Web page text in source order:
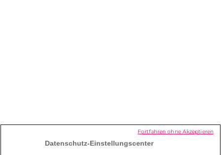
der Plattform tun?
Datenschutz-Einstellungscenter
Fortfahren ohne Akzeptieren